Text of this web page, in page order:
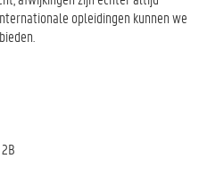
opleidingen kunnen we